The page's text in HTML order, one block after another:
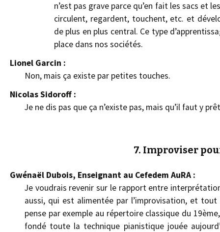
n’est pas grave parce qu’en fait les sacs et
circulent, regardent, touchent, etc. et
de plus en plus central. Ce type
place dans nos sociétés.
Lionel Garcin :
Non, mais ça existe par petites touches.
Nicolas Sidoroff :
Je ne dis pas que ça n’existe pas, mais qu’il faut y
7. Improviser
Gwénaël Dubois, Enseignant au Cefedem AuRA :
Je voudrais revenir sur le rapport entre
aussi, qui est alimentée par l’improvisation, et
pense par exemple au répertoire classique du
fondé toute la technique pianistique jouée